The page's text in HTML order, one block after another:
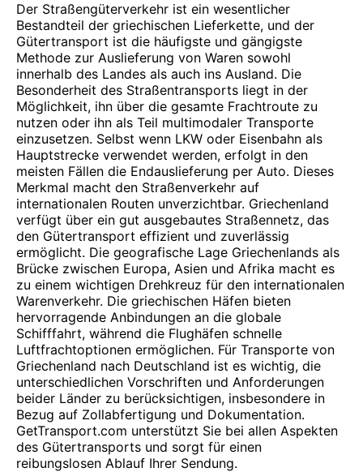
Der Straßengüterverkehr ist ein wesentlicher
Bestandteil der griechischen Lieferkette, und der
Gütertransport ist die häufigste und gängigste
Methode zur Auslieferung von Waren sowohl
innerhalb des Landes als auch ins Ausland. Die
Besonderheit des Straßentransports liegt in der
Möglichkeit, ihn über die gesamte Frachtroute zu
nutzen oder ihn als Teil multimodaler Transporte
einzusetzen. Selbst wenn LKW oder Eisenbahn als
Hauptstrecke verwendet werden, erfolgt in den
meisten Fällen die Endauslieferung per Auto. Dieses
Merkmal macht den Straßenverkehr auf
internationalen Routen unverzichtbar. Griechenland
verfügt über ein gut ausgebautes Straßennetz, das
den Gütertransport effizient und zuverlässig
ermöglicht. Die geografische Lage Griechenlands als
Brücke zwischen Europa, Asien und Afrika macht es
zu einem wichtigen Drehkreuz für den internationalen
Warenverkehr. Die griechischen Häfen bieten
hervorragende Anbindungen an die globale
Schifffahrt, während die Flughäfen schnelle
Luftfrachtoptionen ermöglichen. Für Transporte von
Griechenland nach Deutschland ist es wichtig, die
unterschiedlichen Vorschriften und Anforderungen
beider Länder zu berücksichtigen, insbesondere in
Bezug auf Zollabfertigung und Dokumentation.
GetTransport.com unterstützt Sie bei allen Aspekten
des Gütertransports und sorgt für einen
reibungslosen Ablauf Ihrer Sendung.